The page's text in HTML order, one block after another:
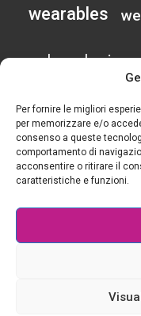
Per fornire le migliori
per memorizzare e/o
consenso a queste
comportamento di
acconsentire o ritirare il
caratteristiche e funzioni.
wearables
calendario
L M M
10
11 12